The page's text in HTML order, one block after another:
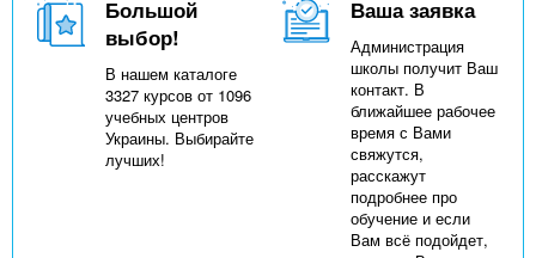
Большой
выбор!
В нашем каталоге
3327 курсов от 1096
учебных центров
Украины. Выбирайте
лучших!
Ваша заявка
Администрация
школы получит Ваш
контакт. В
ближайшее рабочее
время с Вами
свяжутся,
расскажут
подробнее про
обучение и если
Вам всё подойдет,